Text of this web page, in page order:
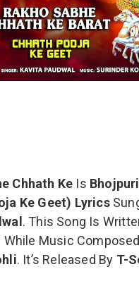
Chhath Ke Is
Ke Geet) Lyrics
. This Song Is
While Music
. It’s Released By T-